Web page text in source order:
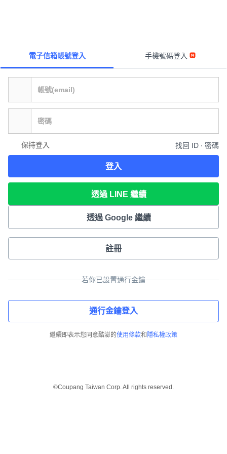
電子信箱帳號登入 手機號碼登入
保持登入 找回 ID ∙ 密碼
登入
透過 LINE 繼續
透過 Google 繼續
註冊
若你已設置通行金鑰
通行金鑰登入
繼續即表示您同意酷澎的使用條款和 隱私權政策
©Coupang Taiwan Corp. All rights reserved.